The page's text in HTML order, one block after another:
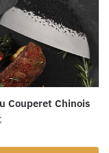
Couperet Chinois